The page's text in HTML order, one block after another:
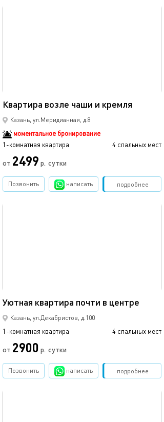
Квартира возле чаши и кремля
Казань, ул.Меридианная, д.8
моментальное бронирование
1-комнатная квартира
4 спальных мест
от 2499 р. сутки
подробнее
Позвонить написать Забронировать
Уютная квартира почти в центре
Казань, ул.Декабристов, д.100
1-комнатная квартира 4 спальных мест
от 2900 р. сутки
подробнее
Позвонить написать Забронировать